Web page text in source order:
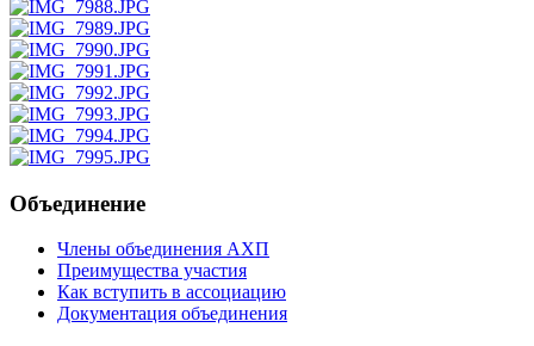
Объединение
Члены объединения АХП
Преимущества участия
Как вступить в ассоциацию
Документация объединения